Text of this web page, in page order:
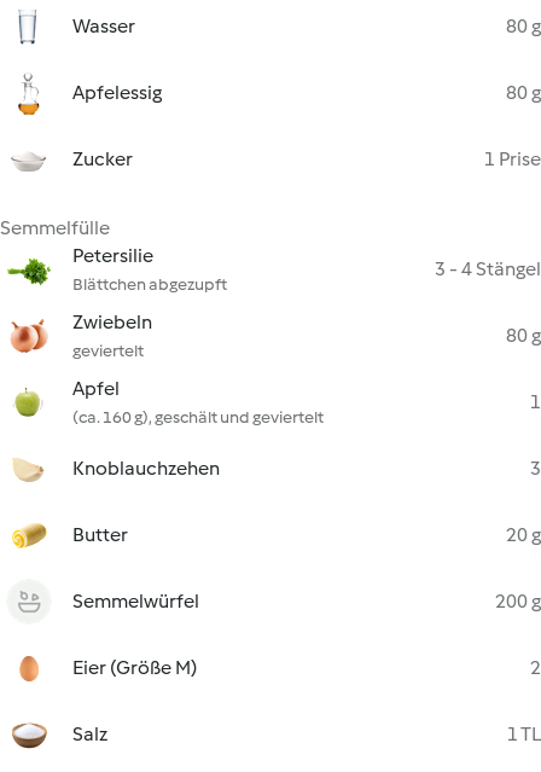
Wasser 80 g
Apfelessig 80 g
Zucker 1 Prise
Semmelfülle
Petersilie
Blättchen abgezupft
3 - 4 Stängel
Zwiebeln
geviertelt
80 g
Apfel
(ca. 160 g), geschält und geviertelt
1
Knoblauchzehen 3
Butter 20 g
Semmelwürfel 200 g
Eier (Größe M) 2
Salz 1 TL